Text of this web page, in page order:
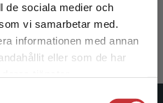
de sociala medier och
vi samarbetar med.
informationen med annan
eller som de har
enhet utanför Sverige.
utanför Sverige. För
kr